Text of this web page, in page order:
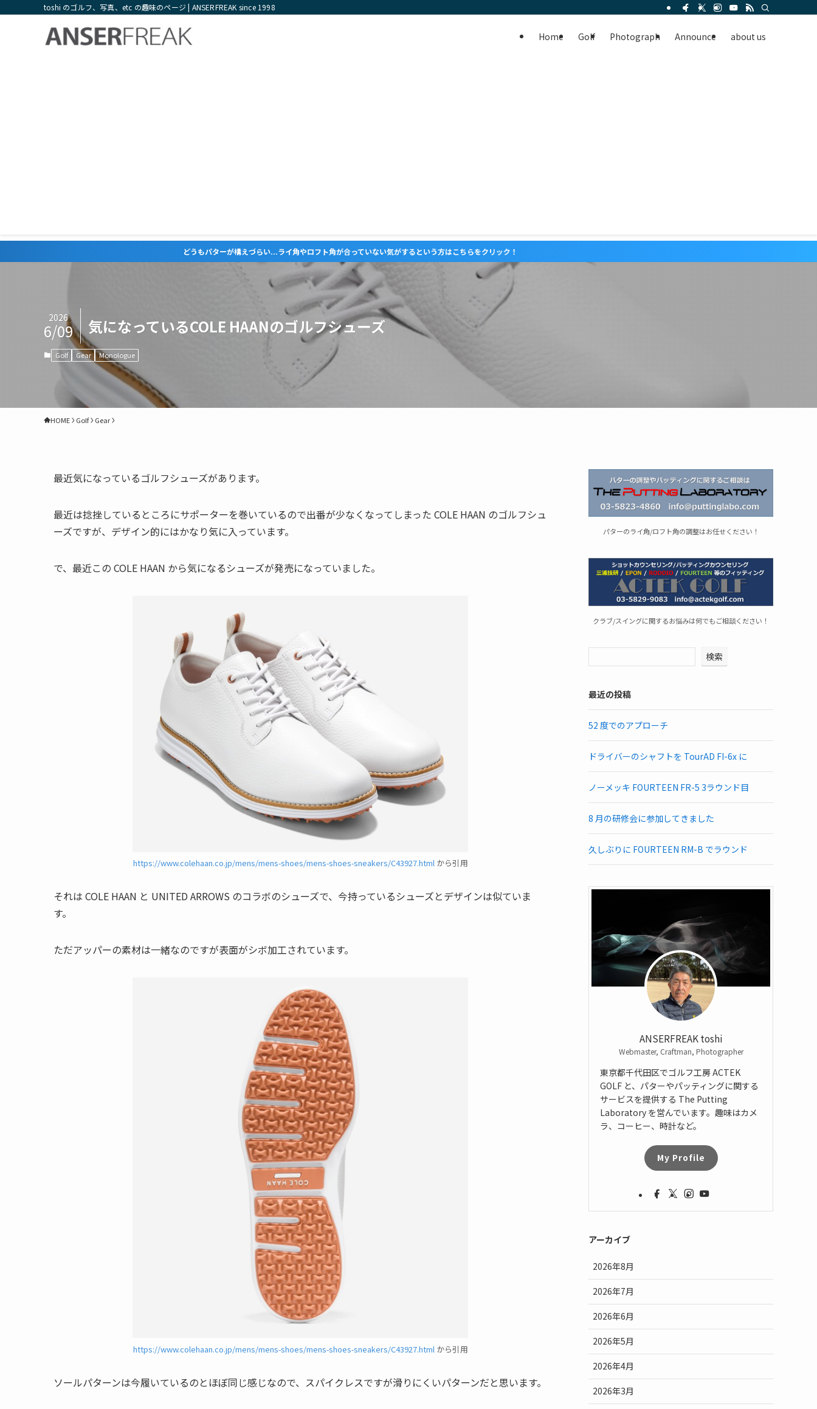
toshi のゴルフ、写真、etc の趣味のページ | ANSERFREAK since 1998
Home Golf Photograph Announce about us
どうもパターが構えづらい...ライ角やロフト角が合っていない気がするという方はこちらをクリック！
気になっているCOLE HAANのゴルフシューズ
2026
6/09
Golf Gear Monologue
HOME Golf Gear
最近気になっているゴルフシューズがあります。
最近は捻挫しているところにサポーターを巻いているので出番が少なくなってしまった COLE HAAN のゴルフシュ
ーズですが、デザイン的にはかなり気に入っています。
で、最近この COLE HAAN から気になるシューズが発売になっていました。
https://www.colehaan.co.jp/mens/mens-shoes/mens-shoes-sneakers/C43927.htmlから引用
それは COLE HAAN と UNITED ARROWS のコラボのシューズで、今持っているシューズとデザインは似ていま
す。
ただアッパーの素材は一緒なのですが表面がシボ加工されています。
https://www.colehaan.co.jp/mens/mens-shoes/mens-shoes-sneakers/C43927.html から引用
ソールパターンは今履いているのとほぼ同じ感じなので、スパイクレスですが滑りにくいパターンだと思います。
パターのライ角/ロフト角の調整はお任せください！
クラブ/スイングに関するお悩みは何でもご相談ください！
検索
最近の投稿
52 度でのアプローチ
ドライバーのシャフトを TourAD FI-6x に
ノーメッキ FOURTEEN FR-5 3ラウンド目
8 月の研修会に参加してきました
久しぶりに FOURTEEN RM-B でラウンド
ANSERFREAK toshi
Webmaster, Craftman, Photographer
東京都千代田区でゴルフ工房 ACTEK
GOLF と、パターやパッティングに関する
サービスを提供する The Putting
Laboratory を営んでいます。趣味はカメ
ラ、コーヒー、時計など。
My Profile
アーカイブ
2026年8月
2026年7月
2026年6月
2026年5月
2026年4月
2026年3月